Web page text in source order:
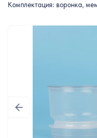
Комплектация: воронка,